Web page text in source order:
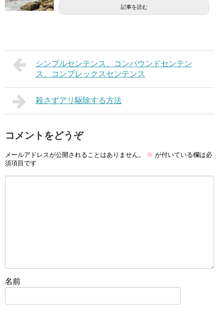
記事を読む
シンプルセンテンス、コンパウンドセンテン
ス、コンプレックスセンテンス
殺さずアリ駆除する方法
コメントをどうぞ
メールアドレスが公開されることはありません。 ※ が付いている欄は必
須項目です
名前